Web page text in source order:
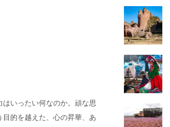
いったい何なのか。頑な思
的を越えた、心の昇華、あ